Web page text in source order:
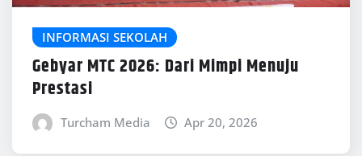
INFORMASI SEKOLAH
Gebyar MTC 2026: Dari Mimpi Menuju
Prestasi
Turcham Media Apr 20, 2026